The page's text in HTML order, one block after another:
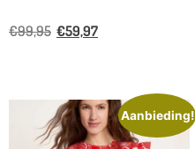
€99,95 €59,97
Aanbieding!